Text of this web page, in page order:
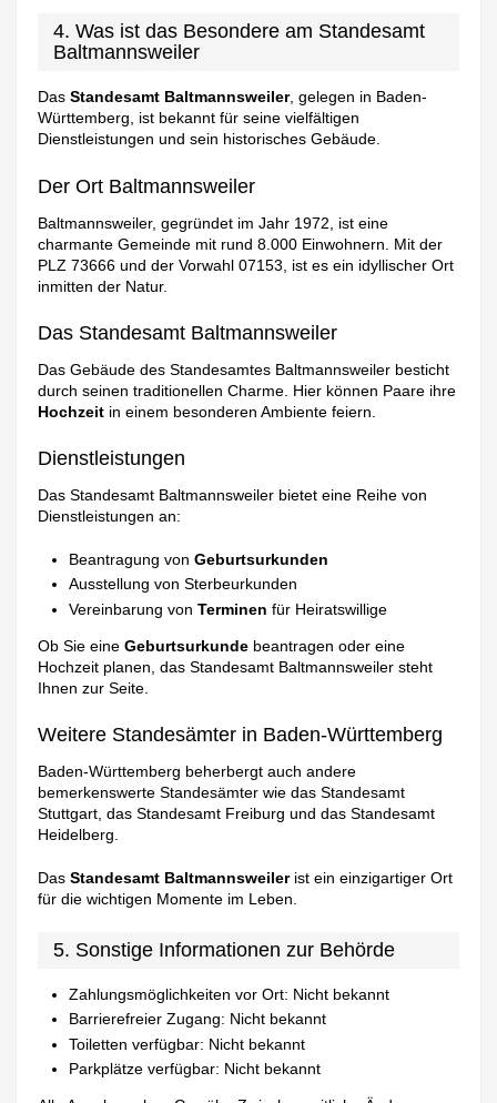
4. Was ist das Besondere am Standesamt
Baltmannsweiler
DasStandesamt Baltmannsweiler, gelegen in Baden-
Württemberg, ist bekannt für seine vielfältigen
Dienstleistungen und sein historisches Gebäude.
Der Ort Baltmannsweiler
Baltmannsweiler, gegründet im Jahr 1972, ist eine
charmante Gemeinde mit rund 8.000 Einwohnern. Mit der
PLZ 73666 und der Vorwahl 07153, ist es ein idyllischer Ort
inmitten der Natur.
Das Standesamt Baltmannsweiler
Das Gebäude des Standesamtes Baltmannsweiler besticht
durch seinen traditionellen Charme. Hier können Paare ihre
Hochzeit in einem besonderen Ambiente feiern.
Dienstleistungen
Das Standesamt Baltmannsweiler bietet eine Reihe von
Dienstleistungen an:
Beantragung vonGeburtsurkunden
Ausstellung von Sterbeurkunden
Vereinbarung vonTerminen für Heiratswillige
Ob Sie eineGeburtsurkunde beantragen oder eine
Hochzeit planen, das Standesamt Baltmannsweiler steht
Ihnen zur Seite.
Weitere Standesämter in Baden-Württemberg
Baden-Württemberg beherbergt auch andere
bemerkenswerte Standesämter wie das Standesamt
Stuttgart, das Standesamt Freiburg und das Standesamt
Heidelberg.
DasStandesamt Baltmannsweilerist ein einzigartiger Ort
für die wichtigen Momente im Leben.
5. Sonstige Informationen zur Behörde
Zahlungsmöglichkeiten vor Ort: Nicht bekannt
Barrierefreier Zugang: Nicht bekannt
Toiletten verfügbar: Nicht bekannt
Parkplätze verfügbar: Nicht bekannt